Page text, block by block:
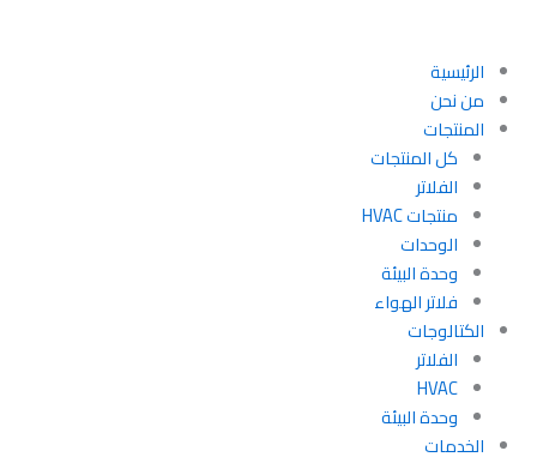
المحتوىالرئيسية
من نحن
المنتجات
كل المنتجات
الفلاتر
منتجات HVAC
الوحدات
وحدة البيئة
فلاتر الهواء
الكتالوجات
الفلاتر
HVAC
وحدة البيئة
الخدمات